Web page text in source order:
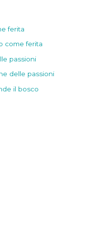
ferita
come ferita
passioni
delle passioni
il bosco